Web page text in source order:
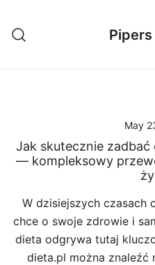
content
May
Jak skutecznie
— kompleksowy
W dzisiejszych czasach
chce o swoje zdrowie i
dieta odgrywa tutaj
dieta.pl można